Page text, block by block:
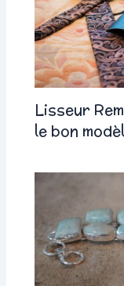
Lisseur
le bon